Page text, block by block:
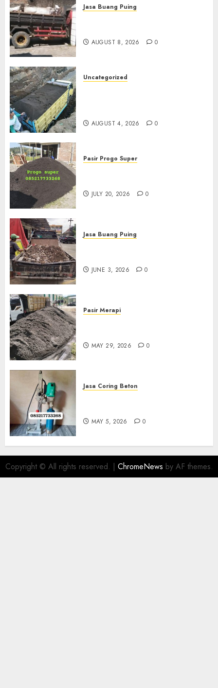
Jasa Buang Puing
AUGUST 8, 2026 0
Uncategorized
AUGUST 4, 2026 0
Pasir Progo Super
JULY 20, 2026 0
Jasa Buang Puing
JUNE 3, 2026 0
Pasir Merapi
MAY 29, 2026 0
Jasa Coring Beton
MAY 5, 2026 0
Copyright © All rights reserved. | ChromeNews by AF themes.